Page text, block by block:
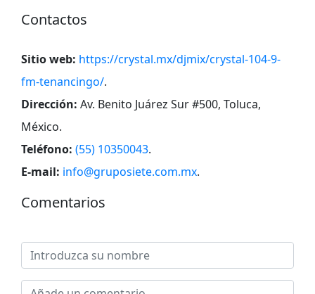
Contactos
Sitio web: https://crystal.mx/djmix/crystal-104-9-
fm-tenancingo/.
Dirección: Av. Benito Juárez Sur #500, Toluca,
México.
Teléfono: (55) 10350043.
E-mail: info@gruposiete.com.mx.
Comentarios